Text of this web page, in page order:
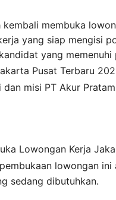
kembali membuka
yang siap mengisi
yang
Pusat Terbaru
dan misi PT Akur
Lowongan Kerja
lowongan
sedang dibutuhkan.